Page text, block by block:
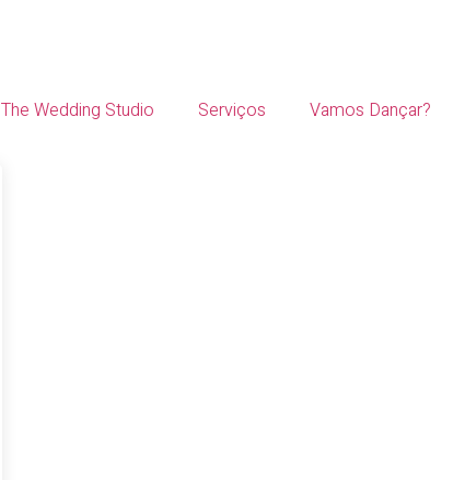
The Wedding Studio Serviços Vamos Dançar?